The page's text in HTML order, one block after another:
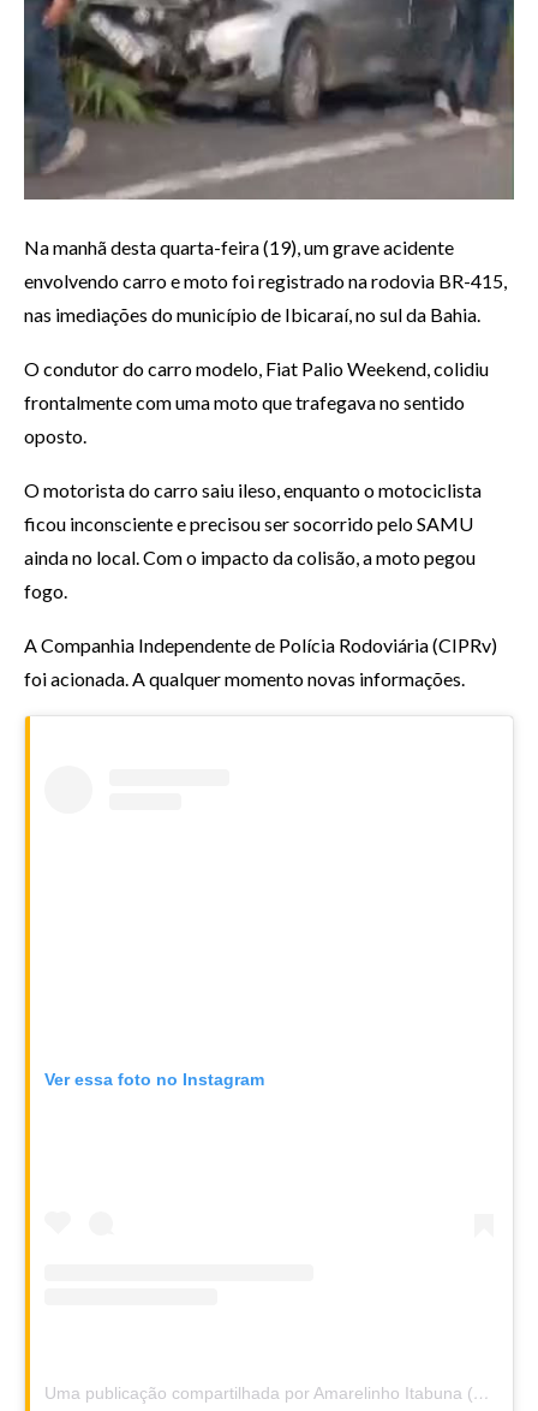
Na manhã desta quarta-feira (19), um grave acidente
envolvendo carro e moto foi registrado na rodovia BR-415,
nas imediações do município de Ibicaraí, no sul da Bahia.
O condutor do carro modelo, Fiat Palio Weekend, colidiu
frontalmente com uma moto que trafegava no sentido
oposto.
O motorista do carro saiu ileso, enquanto o motociclista
ficou inconsciente e precisou ser socorrido pelo SAMU
ainda no local. Com o impacto da colisão, a moto pegou
fogo.
A Companhia Independente de Polícia Rodoviária (CIPRv)
foi acionada. A qualquer momento novas informações.
Ver essa foto no Instagram
Uma publicação compartilhada por Amarelinho Itabuna (@amarelinhoitabuna)